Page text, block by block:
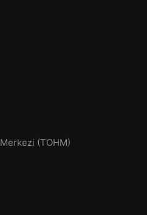
(TOHM)